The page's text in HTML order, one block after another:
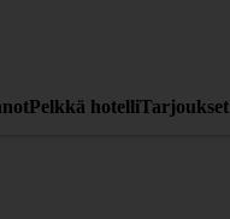
Pelkkä hotelliTarjoukset